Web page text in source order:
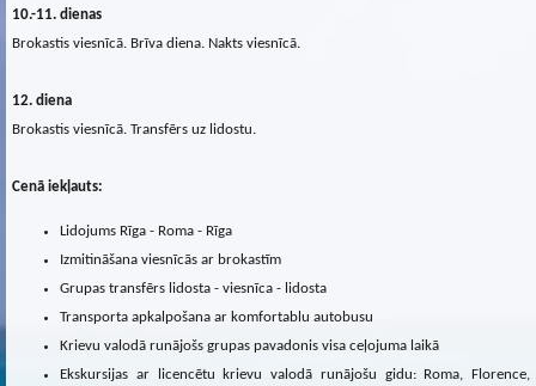
10.-11. dienas
Brokastis viesnīcā. Brīva diena. Nakts viesnīcā.
12. diena
Brokastis viesnīcā. Transfērs uz lidostu.
Cenā iekļauts:
Lidojums Rīga - Roma - Rīga
Izmitināšana viesnīcās ar brokastīm
Grupas transfērs lidosta - viesnīca - lidosta
Transporta apkalpošana ar komfortablu autobusu
Krievu valodā runājošs grupas pavadonis visa ceļojuma laikā
Ekskursijas ar licencētu krievu valodā runājošu gidu: Roma, Florence,